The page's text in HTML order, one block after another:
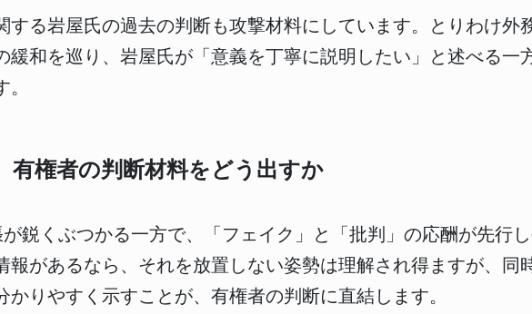
る岩屋氏の過去の判断も攻撃材料にしています。とりわけ外
和を巡り、岩屋氏が「意義を丁寧に説明したい」と述べる一
権者の判断材料をどう出すか
鋭くぶつかる一方で、「フェイク」と「批判」の応酬が先行
があるなら、それを放置しない姿勢は理解され得ますが、同
りやすく示すことが、有権者の判断に直結します。